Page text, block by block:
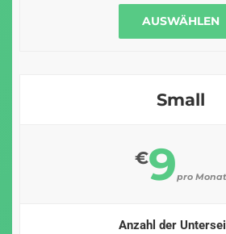
AUSWÄHLEN
Small
€9pro Monat
Anzahl der